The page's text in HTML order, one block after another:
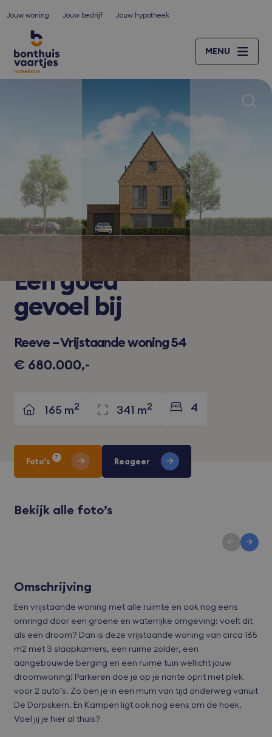
Jouw woning Jouw bedrijf Jouw hypotheek
MENU
Eengoed
gevoel bij
Reeve – Vrijstaande woning 54
€ 680.000,-
165 m2 341 m2 4
Foto’s 7 Reageer
Bekijk alle foto’s
Omschrijving
Een vrijstaande woning met alle ruimte en ook nog eens
omringd door een groene en waterrijke omgeving: voelt dit
als een droom? Dan is deze vrijstaande woning van circa 165
m2 met 3 slaapkamers, een ruime zolder, een
aangebouwde berging en een ruime tuin wellicht jouw
droomwoning! Parkeren doe je op je riante oprit met plek
voor 2 auto’s. Zo ben je in een mum van tijd onderweg vanuit
De Dorpskern. En Kampen ligt ook nog eens om de hoek.
Voel jij je hier al thuis?